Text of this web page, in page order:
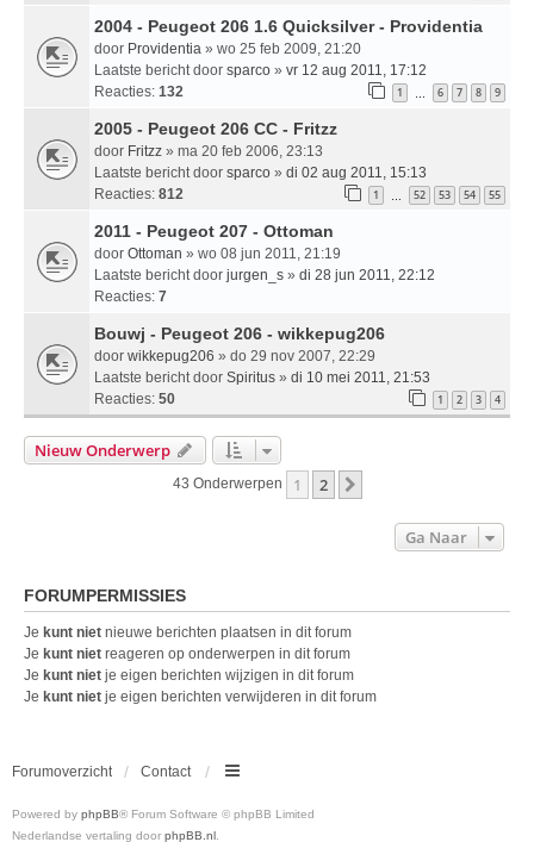
2004 - Peugeot 206 1.6 Quicksilver - Providentia
door Providentia » wo 25 feb 2009, 21:20
Laatste bericht door sparco » vr 12 aug 2011, 17:12
Reacties: 132 1 … 6 7 8 9
2005 - Peugeot 206 CC - Fritzz
door Fritzz » ma 20 feb 2006, 23:13
Laatste bericht door sparco » di 02 aug 2011, 15:13
Reacties: 812 1 … 52 53 54 55
2011 - Peugeot 207 - Ottoman
door Ottoman » wo 08 jun 2011, 21:19
Laatste bericht door jurgen_s » di 28 jun 2011, 22:12
Reacties: 7
Bouwj - Peugeot 206 - wikkepug206
door wikkepug206 » do 29 nov 2007, 22:29
Laatste bericht door Spiritus » di 10 mei 2011, 21:53
Reacties: 50 1 2 3 4
Nieuw Onderwerp
43 Onderwerpen 1 2
Ga Naar
FORUMPERMISSIES
Je kunt niet nieuwe berichten plaatsen in dit forum
Je kunt niet reageren op onderwerpen in dit forum
Je kunt niet je eigen berichten wijzigen in dit forum
Je kunt niet je eigen berichten verwijderen in dit forum
Forumoverzicht Contact
Powered by phpBB® Forum Software © phpBB Limited
Nederlandse vertaling door phpBB.nl.